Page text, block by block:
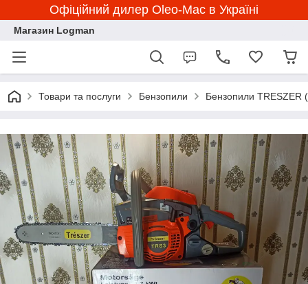
Офіційний дилер Oleo-Mac в Україні
Магазин Logman
Товари та послуги Бензопили Бензопили TRESZER